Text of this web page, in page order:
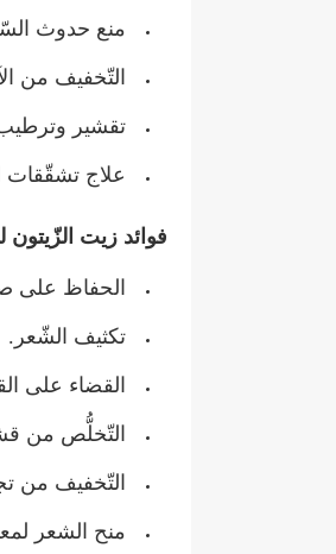
منع حدوث
التّخفيف من
تقشير
علاج تشقّقات
فوائد زيت الزّيتون
الحفاظ على
تكثيف الشّعر.
القضاء على
التّخلُّص من
التّخفيف من
منح الشعر